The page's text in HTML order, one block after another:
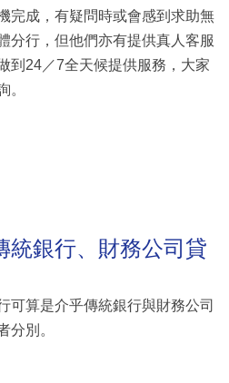
完成，有疑問時或會感到求助無
分行，但他們亦有提供真人客服
到24／7全天候提供服務，大家
。
統銀行、財務公司貸
可算是介乎傳統銀行與財務公司
分別。